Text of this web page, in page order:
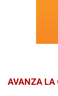
AVANZA LA